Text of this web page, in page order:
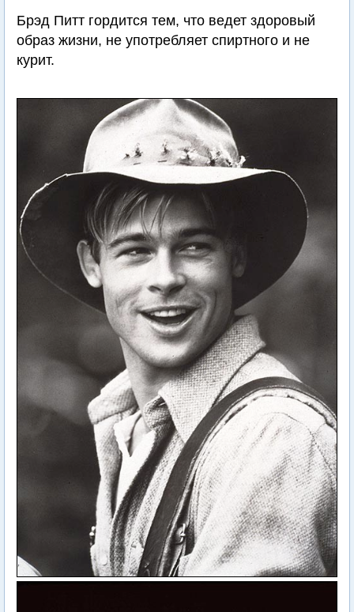
Брэд Питт гордится тем, что ведет здоровый
образ жизни, не употребляет спиртного и не
курит.